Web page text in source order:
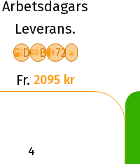
Arbetsdagars
Leverans.
D B 72
Fr. 2095 kr